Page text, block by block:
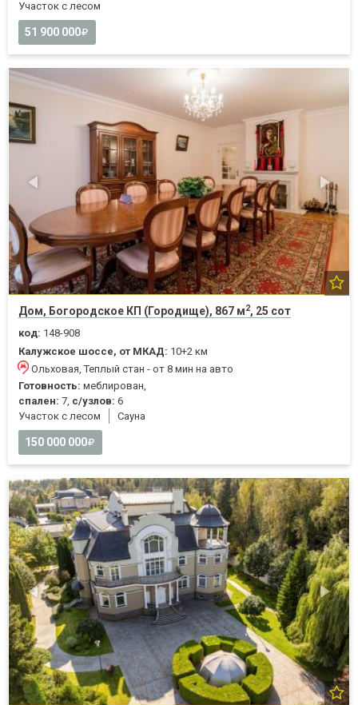
Участок с лесом
51 900 000
Дом, Богородское КП (Городище), 867 м2, 25 сот
код: 148-908
Калужское шоссе, от МКАД: 10+2 км
Ольховая, Теплый стан - от 8 мин на авто
Готовность: меблирован,
спален: 7, с/узлов: 6
Участок с лесом
Cауна
150 000 000